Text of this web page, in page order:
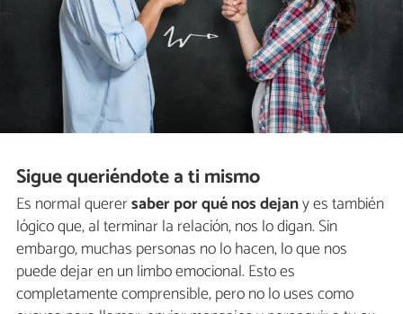
Sigue queriéndote a ti mismo
Es normal querersaber por qué nos dejany es también
lógico que, al terminar la relación, nos lo digan. Sin
embargo, muchas personas no lo hacen, lo que nos
puede dejar en un limbo emocional. Esto es
completamente comprensible, pero no lo uses como